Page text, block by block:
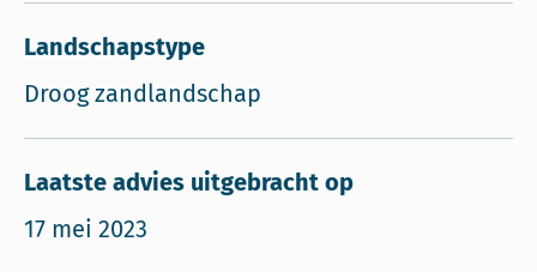
Landschapstype
Droog zandlandschap
Laatste advies uitgebracht op
17 mei 2023